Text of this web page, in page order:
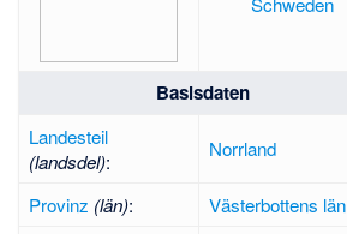
Basisdaten
Landesteil
(landsdel):
Norrland
Provinz (län):
Västerbottens län